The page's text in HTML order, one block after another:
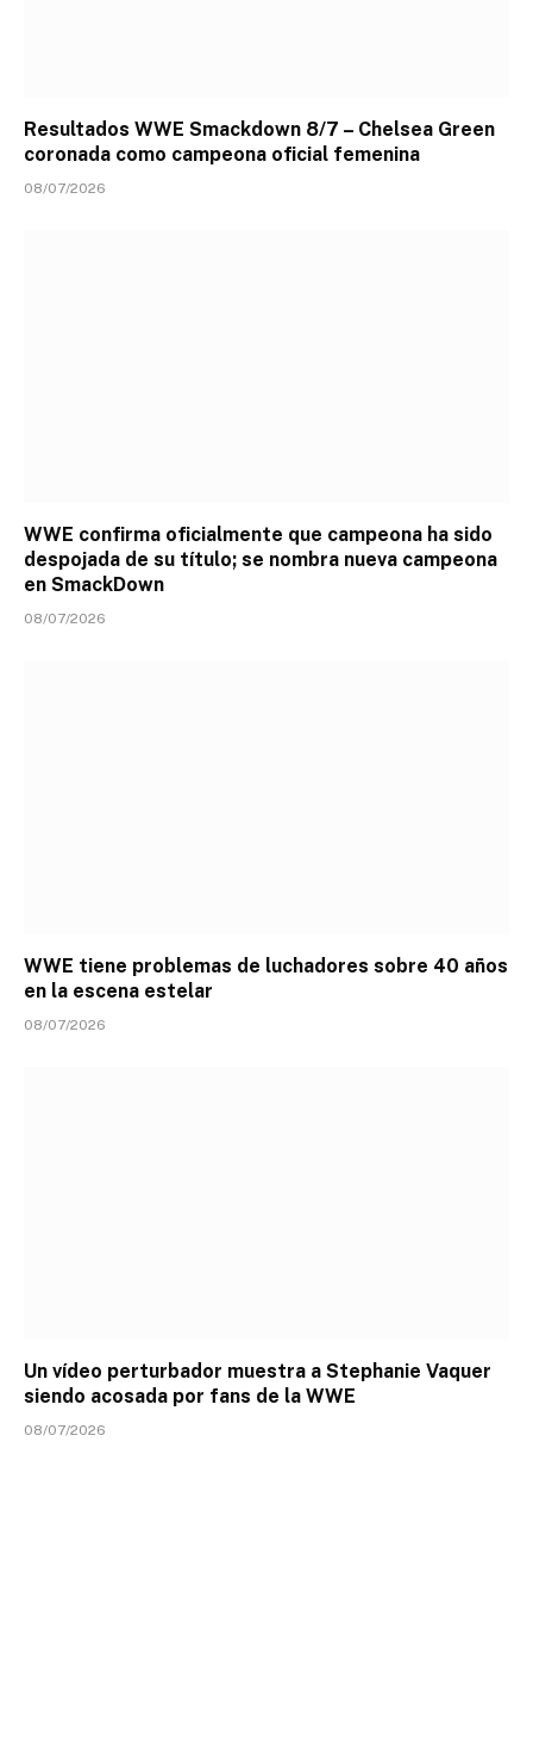
Resultados WWE Smackdown 8/7 – Chelsea Green
coronada como campeona oficial femenina
08/07/2026
WWE confirma oficialmente que campeona ha sido
despojada de su título; se nombra nueva campeona
en SmackDown
08/07/2026
WWE tiene problemas de luchadores sobre 40 años
en la escena estelar
08/07/2026
Un vídeo perturbador muestra a Stephanie Vaquer
siendo acosada por fans de la WWE
08/07/2026